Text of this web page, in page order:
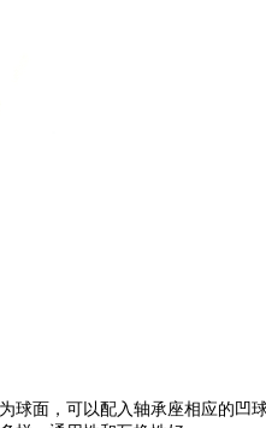
面，可以配入轴承座相应的